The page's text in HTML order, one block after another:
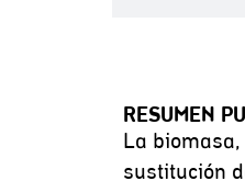
RESUMEN
La
sustitución